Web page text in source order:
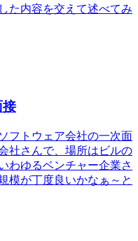
た内容を交えて述べてみ
接
フトウェア会社の一次面
社さんで、場所はビルの
わゆるベンチャー企業さ
模が丁度良いかなぁ～と